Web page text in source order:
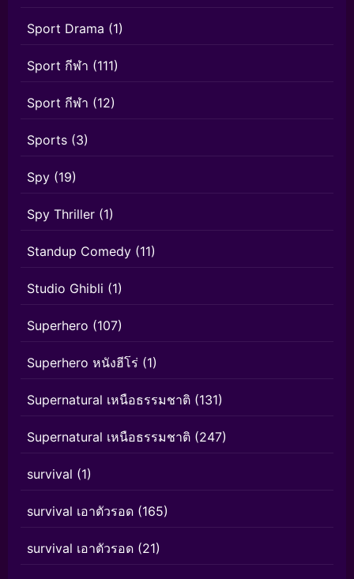
Sport Drama (1)
Sport กีฬา (111)
Sport กีฬา (12)
Sports (3)
Spy (19)
Spy Thriller (1)
Standup Comedy (11)
Studio Ghibli (1)
Superhero (107)
Superhero หนังฮีโร่ (1)
Supernatural เหนือธรรมชาติ (131)
Supernatural เหนือธรรมชาติ (247)
survival (1)
survival เอาตัวรอด (165)
survival เอาตัวรอด (21)